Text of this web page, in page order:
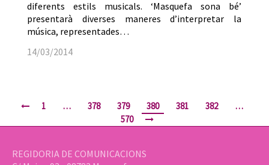
diferents estils musicals. ‘Masquefa sona bé’
presentarà diverses maneres d’interpretar la
música, representades…
14/03/2014
1 … 378 379 380 381 382
…
570
REGIDORIA DE COMUNICACIONS